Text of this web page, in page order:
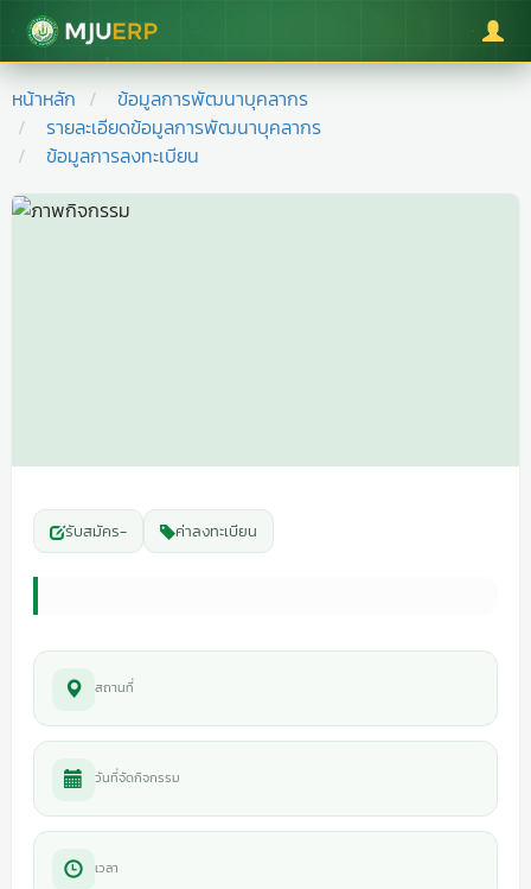
มหาวิทยาลัยแม่โจ้
หน้าหลัก
ข้อมูลการพัฒนาบุคลากร
รายละเอียดข้อมูลการพัฒนาบุคลากร
ข้อมูลการลงทะเบียน
รับสมัคร- ค่าลงทะเบียน
สถานที่
วันที่จัดกิจกรรม
เวลา